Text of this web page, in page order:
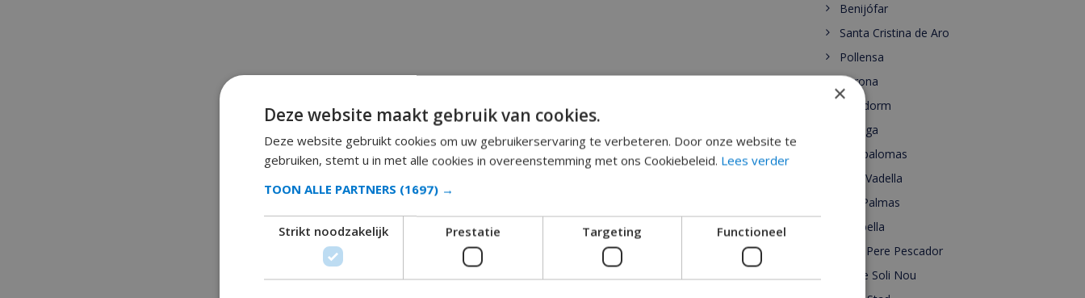
Benijófar
Santa Cristina de Aro
Pollensa
Gerona
Benidorm
Malaga
Maspalomas
Cala Vadella
Las Palmas
Marbella
Sant Pere Pescador
Torre Soli Nou
×
Deze website maakt gebruik van cookies.
Deze website gebruikt cookies om uw gebruikerservaring te verbeteren. Door onze website te
gebruiken, stemt u in met alle cookies in overeenstemming met ons Cookiebeleid. Lees verder
TOON ALLE PARTNERS (1697) →
Strikt noodzakelijk Prestatie Targeting Functioneel